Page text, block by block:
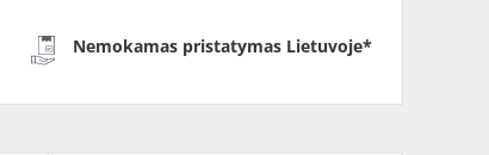
Nemokamas pristatymas Lietuvoje*